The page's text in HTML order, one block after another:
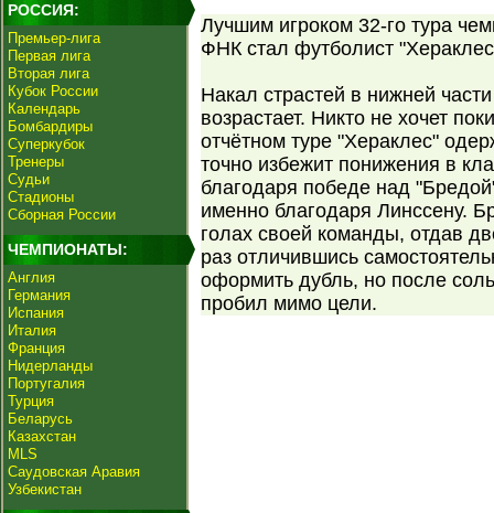
РОССИЯ:
Премьер-лига
Первая лига
Вторая лига
Кубок России
Календарь
Бомбардиры
Суперкубок
Тренеры
Судьи
Стадионы
Сборная России
ЧЕМПИОНАТЫ:
Англия
Германия
Испания
Италия
Франция
Нидерланды
Португалия
Турция
Беларусь
Казахстан
MLS
Саудовская Аравия
Узбекистан
Лучшим игроком 32-го тура
ФНК стал футболист
Накал страстей в нижней
возрастает. Никто не хочет
отчётном туре "Хераклес"
точно избежит понижения в
благодаря победе над
именно благодаря Линссену.
голах своей команды, отдав
раз отличившись
оформить дубль, но после
пробил мимо цели.